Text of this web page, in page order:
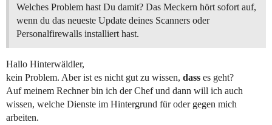
Welches Problem hast Du damit? Das Meckern hört sofort auf,
wenn du das neueste Update deines Scanners oder
Personalfirewalls installiert hast.
Hallo Hinterwäldler,
kein Problem. Aber ist es nicht gut zu wissen, dass es geht?
Auf meinem Rechner bin ich der Chef und dann will ich auch
wissen, welche Dienste im Hintergrund für oder gegen mich
arbeiten.